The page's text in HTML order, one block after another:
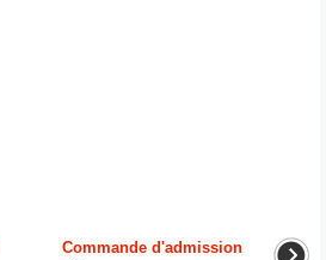
Commande d'admission